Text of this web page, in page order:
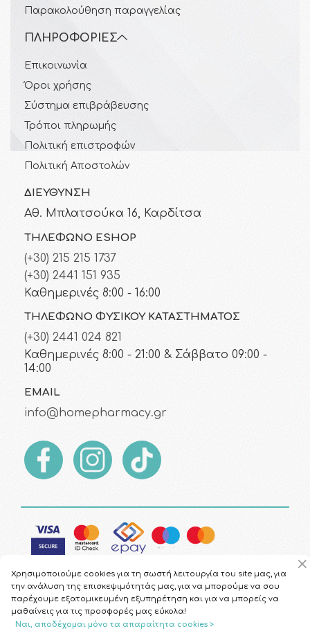
Παρακολούθηση παραγγελίας
ΠΛΗΡΟΦΟΡΊΕΣ
Επικοινωνία
Όροι χρήσης
Σύστημα επιβράβευσης
Τρόποι πληρωμής
Πολιτική επιστροφών
Πολιτική Αποστολών
ΔΙΕΎΘΥΝΣΗ
Αθ. Μπλατσούκα 16, Καρδίτσα
ΤΗΛΈΦΩΝΟ ESHOP
(+30) 215 215 1737
(+30) 2441 151 935
Καθημερινές 8:00 - 16:00
ΤΗΛΈΦΩΝΟ ΦΥΣΙΚΟΎ ΚΑΤΑΣΤΉΜΑΤΟΣ
(+30) 2441 024 821
Καθημερινές 8:00 - 21:00 & Σάββατο 09:00 -
14:00
EMAIL
info@homepharmacy.gr
Copyright © 2026HomePharmacy.gr
Χρησιμοποιούμε cookies για τη σωστή λειτουργία του site μας, για
την ανάλυση της επισκεψιμότητάς μας, για να μπορούμε να σου
παρέχουμε εξατομικευμένη εξυπηρέτηση και για να μπορείς να
μαθαίνεις για τις προσφορές μας εύκολα!
Ναι, αποδέχομαι μόνο τα απαραίτητα cookies >